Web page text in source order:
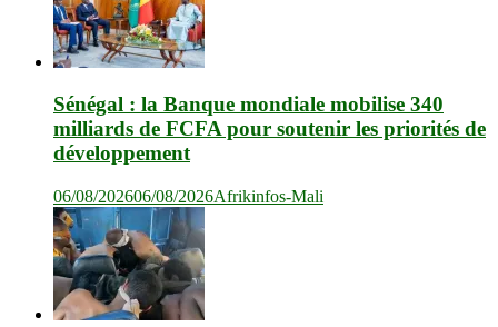
Sénégal : la Banque mondiale mobilise 340
milliards de FCFA pour soutenir les priorités de
développement
06/08/202606/08/2026Afrikinfos-Mali